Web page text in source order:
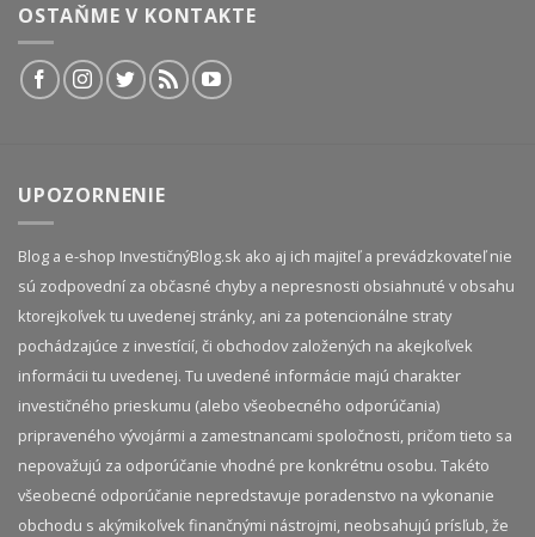
OSTAŇME V KONTAKTE
UPOZORNENIE
Blog a e-shop InvestičnýBlog.sk ako aj ich majiteľ a prevádzkovateľ nie
sú zodpovední za občasné chyby a nepresnosti obsiahnuté v obsahu
ktorejkoľvek tu uvedenej stránky, ani za potencionálne straty
pochádzajúce z investícií, či obchodov založených na akejkoľvek
informácii tu uvedenej. Tu uvedené informácie majú charakter
investičného prieskumu (alebo všeobecného odporúčania)
pripraveného vývojármi a zamestnancami spoločnosti, pričom tieto sa
nepovažujú za odporúčanie vhodné pre konkrétnu osobu. Takéto
všeobecné odporúčanie nepredstavuje poradenstvo na vykonanie
obchodu s akýmikoľvek finančnými nástrojmi, neobsahujú prísľub, že